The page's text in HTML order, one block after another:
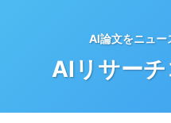
AI論文をニュー
AIリサー